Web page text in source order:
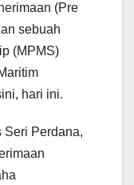
(Pre
sebuah
(MPMS)
hari ini.
Seri Perdana,